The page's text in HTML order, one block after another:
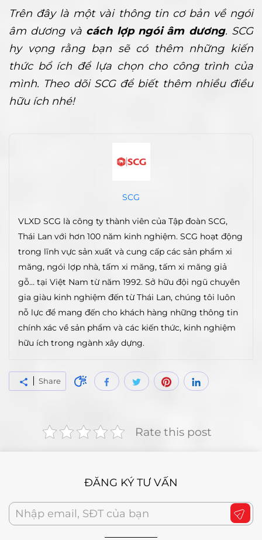
Trên đây là một vài thông tin cơ bản về ngói
âm dương và cách lợp ngói âm dương. SCG
hy vọng rằng bạn sẽ có thêm những kiến
thức bổ ích để lựa chọn cho công trình của
mình. Theo dõi SCG để biết thêm nhiều điều
hữu ích nhé!
SCG
VLXD SCG là công ty thành viên của Tập đoàn SCG,
Thái Lan với hơn 100 năm kinh nghiệm. SCG hoạt động
trong lĩnh vực sản xuất và cung cấp các sản phẩm xi
măng, ngói lợp nhà, tấm xi măng, tấm xi măng giả
gỗ… tại Việt Nam từ năm 1992. Sở hữu đội ngũ chuyên
gia giàu kinh nghiệm đến từ Thái Lan, chúng tôi luôn
nỗ lực để mang đến cho khách hàng những thông tin
chính xác về sản phẩm và các kiến thức, kinh nghiệm
hữu ích trong ngành xây dựng.
Share
Rate this post
ĐĂNG KÝ TƯ VẤN